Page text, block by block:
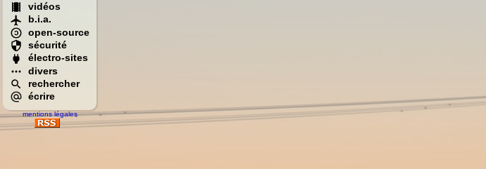
vidéos
b.i.a.
open-source
sécurité
électro-sites
divers
rechercher
écrire
mentions légales